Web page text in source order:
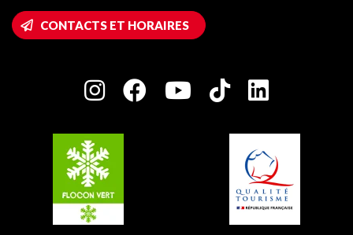
Accès Wifi
Maison des Propriétaires
Charte des Acteurs Engagés
Plagne 1800
Plagne Villages
Plagne Aime 2000
CONTACTS ET HORAIRES